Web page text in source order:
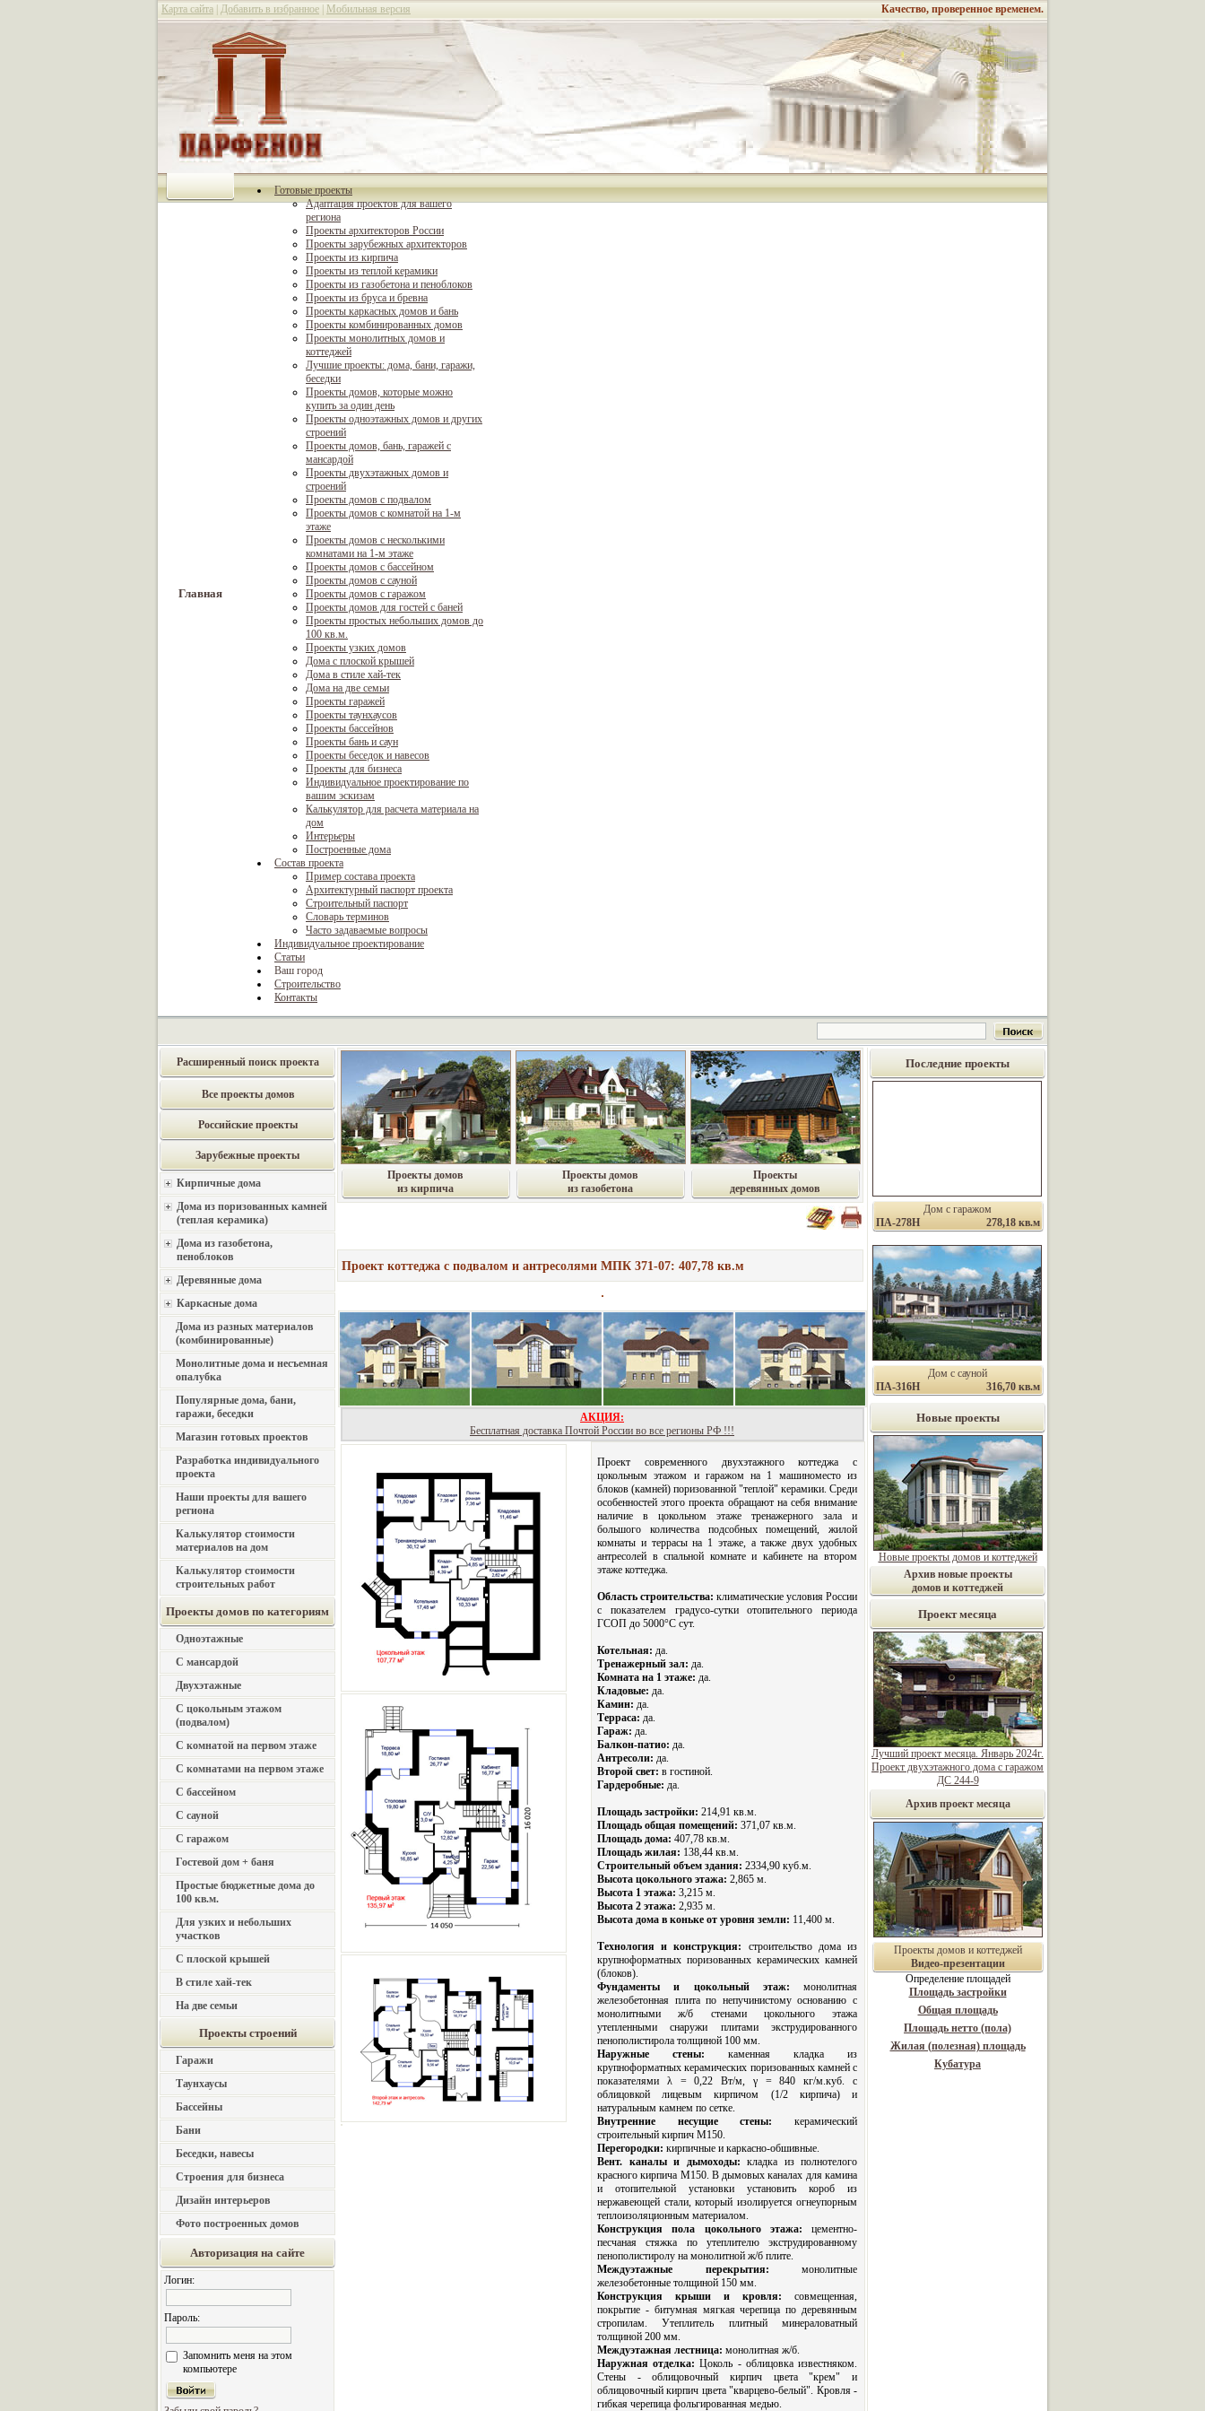
Карта сайта Добавить в избранное Мобильная версия Качество, проверенное временем.
Главная
Готовые проекты
Адаптация проектов для вашего
региона
Проекты архитекторов России
Проекты зарубежных архитекторов
Проекты из кирпича
Проекты из теплой керамики
Проекты из газобетона и пеноблоков
Проекты из бруса и бревна
Проекты каркасных домов и бань
Проекты комбинированных домов
Проекты монолитных домов и
коттеджей
Лучшие проекты: дома, бани, гаражи,
беседки
Проекты домов, которые можно
купить за один день
Проекты одноэтажных домов и других
строений
Проекты домов, бань, гаражей с
мансардой
Проекты двухэтажных домов и
строений
Проекты домов с подвалом
Проекты домов с комнатой на 1-м
этаже
Проекты домов с несколькими
комнатами на 1-м этаже
Проекты домов с бассейном
Проекты домов с сауной
Проекты домов с гаражом
Проекты домов для гостей с баней
Проекты простых небольших домов до
100 кв.м.
Проекты узких домов
Дома с плоской крышей
Дома в стиле хай-тек
Дома на две семьи
Проекты гаражей
Проекты таунхаусов
Проекты бассейнов
Проекты бань и саун
Проекты беседок и навесов
Проекты для бизнеса
Индивидуальное проектирование по
вашим эскизам
Калькулятор для расчета материала на
дом
Интерьеры
Построенные дома
Состав проекта
Пример состава проекта
Архитектурный паспорт проекта
Строительный паспорт
Словарь терминов
Часто задаваемые вопросы
Индивидуальное проектирование
Статьи
Ваш город
Строительство
Контакты
Расширенный поиск проекта
Все проекты домов
Российские проекты
Зарубежные проекты
Кирпичные дома
Дома из поризованных камней
(теплая керамика)
Дома из газобетона,
пеноблоков
Деревянные дома
Каркасные дома
Дома из разных материалов
(комбинированные)
Монолитные дома и несъемная
опалубка
Популярные дома, бани,
гаражи, беседки
Магазин готовых проектов
Разработка индивидуального
проекта
Наши проекты для вашего
региона
Калькулятор стоимости
материалов на дом
Калькулятор стоимости
строительных работ
Проекты домов по категориям
Одноэтажные
С мансардой
Двухэтажные
С цокольным этажом
(подвалом)
С комнатой на первом этаже
С комнатами на первом этаже
С бассейном
С сауной
С гаражом
Гостевой дом + баня
Простые бюджетные дома до
100 кв.м.
Для узких и небольших
участков
С плоской крышей
В стиле хай-тек
На две семьи
Проекты строений
Гаражи
Таунхаусы
Бассейны
Бани
Беседки, навесы
Строения для бизнеса
Дизайн интерьеров
Фото построенных домов
Авторизация на сайте
Логин:
Пароль:
Запомнить меня на этом
компьютере
Проекты домов
из кирпича
Проекты домов
из газобетона
Проекты
деревянных домов
Проект коттеджа с подвалом и антресолями МПК 371-07: 407,78 кв.м
АКЦИЯ:
Бесплатная доставка Почтой России во все регионы РФ !!!
Проект современного двухэтажного коттеджа с
цокольным этажом и гаражом на 1 машиноместо из
блоков (камней) поризованной "теплой" керамики. Среди
особенностей этого проекта обращают на себя внимание
наличие в цокольном этаже тренажерного зала и
большого количества подсобных помещений, жилой
комнаты и террасы на 1 этаже, а также двух удобных
антресолей в спальной комнате и кабинете на втором
этаже коттеджа.
Область строительства: климатические условия России
с показателем градусо-сутки отопительного периода
ГСОП до 5000°С сут.
Котельная: да.
Тренажерный зал: да.
Комната на 1 этаже: да.
Кладовые: да.
Камин: да.
Терраса: да.
Гараж: да.
Балкон-патио: да.
Антресоли: да.
Второй свет: в гостиной.
Гардеробные: да.
Площадь застройки: 214,91 кв.м.
Площадь общая помещений: 371,07 кв.м.
Площадь дома: 407,78 кв.м.
Площадь жилая: 138,44 кв.м.
Строительный объем здания: 2334,90 куб.м.
Высота цокольного этажа: 2,865 м.
Высота 1 этажа: 3,215 м.
Высота 2 этажа: 2,935 м.
Высота дома в коньке от уровня земли: 11,400 м.
Технология и конструкция:
строительство дома из
крупноформатных поризованных керамических камней
(блоков).
Фундаменты и цокольный этаж: монолитная
железобетонная плита по непучинистому основанию с
монолитными ж/б стенами цокольного этажа
утепленными снаружи плитами экструдированного
пенополистирола толщиной 100 мм.
Наружные стены: каменная кладка из
крупноформатных керамических поризованных камней с
показателями λ = 0,22 Вт/м, γ = 840 кг/м.куб. с
облицовкой лицевым кирпичом (1/2 кирпича) и
натуральным камнем по сетке.
Внутренние несущие стены: керамический
строительный кирпич М150.
Перегородки: кирпичные и каркасно-обшивные.
Вент. каналы и дымоходы: кладка из полнотелого
красного кирпича М150. В дымовых каналах для камина
и отопительной установки установить короб из
нержавеющей стали, который изолируется огнеупорным
теплоизоляционным материалом.
Конструкция пола цокольного этажа: цементно-
песчаная стяжка по утеплителю экструдированному
пенополистиролу на монолитной ж/б плите.
Междуэтажные перекрытия: монолитные
железобетонные толщиной 150 мм.
Конструкция крыши и кровля: совмещенная,
покрытие - битумная мягкая черепица по деревянным
стропилам. Утеплитель плитный минераловатный
толщиной 200 мм.
Междуэтажная лестница: монолитная ж/б.
Наружная отделка: Цоколь - облицовка известняком.
Стены - облицовочный кирпич цвета "крем" и
облицовочный кирпич цвета "кварцево-белый". Кровля -
гибкая черепица фольгированная медью.
Последние проекты
Дом с гаражом
ПА-278Н
278,18 кв.м
Дом с сауной
ПА-316Н
316,70 кв.м
Новые проекты
Новые проекты домов и коттеджей
Архив новые проекты
домов и коттеджей
Проект месяца
Лучший проект месяца. Январь 2024г.
Проект двухэтажного дома с гаражом
ДС 244-9
Архив проект месяца
Проекты домов и коттеджей
Видео-презентации
Определение площадей
Площадь застройки
Общая площадь
Площадь нетто (пола)
Жилая (полезная) площадь
Кубатура